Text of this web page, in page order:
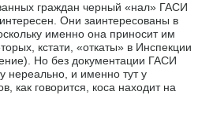
граждан черный «нал» ГАСИ
Они заинтересованы в
именно она приносит им
кстати, «откаты» в Инспекции
Но без документации ГАСИ
нереально, и именно тут у
как говорится, коса находит на